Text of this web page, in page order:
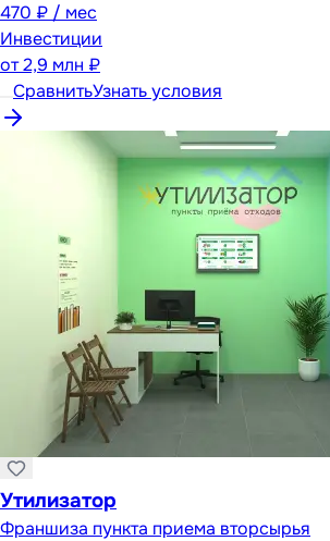
470 ₽ / мес
Инвестиции
от2,9 млн ₽
СравнитьУзнать условия
Утилизатор
Франшиза пункта приема вторсырья